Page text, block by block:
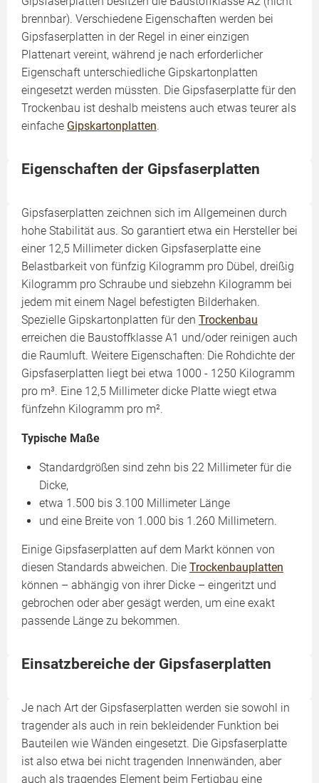
brennbar). Verschiedene Eigenschaften werden bei
Gipsfaserplatten in der Regel in einer einzigen
Plattenart vereint, während je nach erforderlicher
Eigenschaft unterschiedliche Gipskartonplatten
eingesetzt werden müssten. Die Gipsfaserplatte für den
Trockenbau ist deshalb meistens auch etwas teurer als
einfache Gipskartonplatten.
Eigenschaften der Gipsfaserplatten
Gipsfaserplatten zeichnen sich im Allgemeinen durch
hohe Stabilität aus. So garantiert etwa ein Hersteller bei
einer 12,5 Millimeter dicken Gipsfaserplatte eine
Belastbarkeit von fünfzig Kilogramm pro Dübel, dreißig
Kilogramm pro Schraube und siebzehn Kilogramm bei
jedem mit einem Nagel befestigten Bilderhaken.
Spezielle Gipskartonplatten für den Trockenbau
erreichen die Baustoffklasse A1 und/oder reinigen auch
die Raumluft. Weitere Eigenschaften: Die Rohdichte der
Gipsfaserplatten liegt bei etwa 1000 - 1250 Kilogramm
pro m³. Eine 12,5 Millimeter dicke Platte wiegt etwa
fünfzehn Kilogramm pro m².
Typische Maße
Standardgrößen sind zehn bis 22 Millimeter für die
Dicke,
etwa 1.500 bis 3.100 Millimeter Länge
und eine Breite von 1.000 bis 1.260 Millimetern.
Einige Gipsfaserplatten auf dem Markt können von
diesen Standards abweichen. Die Trockenbauplatten
können – abhängig von ihrer Dicke – eingeritzt und
gebrochen oder aber gesägt werden, um eine exakt
passende Länge zu bekommen.
Einsatzbereiche der Gipsfaserplatten
Je nach Art der Gipsfaserplatten werden sie sowohl in
tragender als auch in rein bekleidender Funktion bei
Bauteilen wie Wänden eingesetzt. Die Gipsfaserplatte
ist also etwa bei nicht tragenden Innenwänden, aber
auch als tragendes Element beim Fertigbau eine